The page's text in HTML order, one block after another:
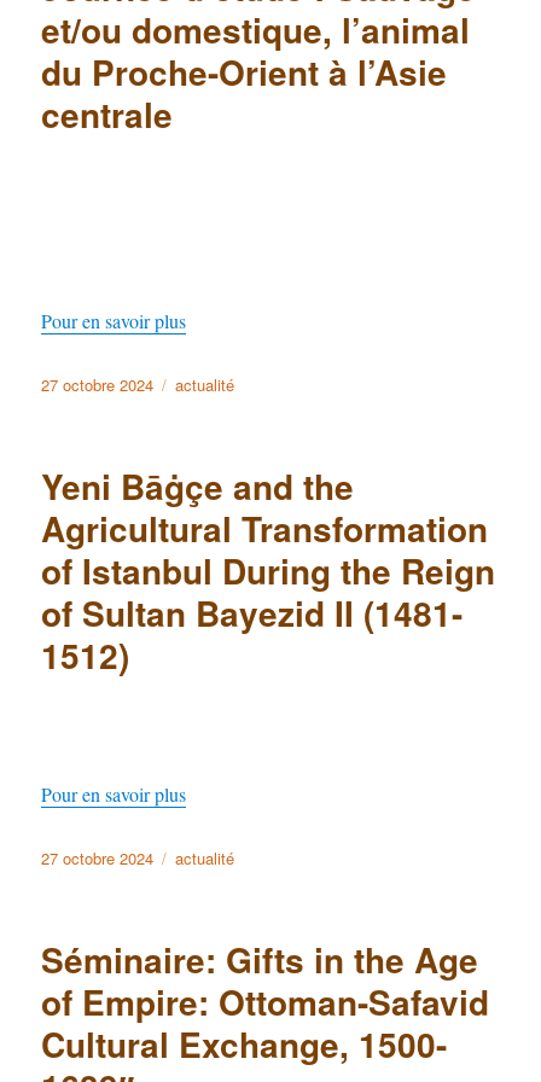
et/ou domestique, l’animal
du Proche-Orient à l’Asie
centrale
Pour en savoir plus
Publié
27 octobre 2024 Catégories
actualité
Yeni Bāġçe and the
Agricultural Transformation
of Istanbul During the Reign
of Sultan Bayezid II (1481-
1512)
Pour en savoir plus
Publié
27 octobre 2024 Catégories
actualité
Séminaire: Gifts in the Age
of Empire: Ottoman-Safavid
Cultural Exchange, 1500-